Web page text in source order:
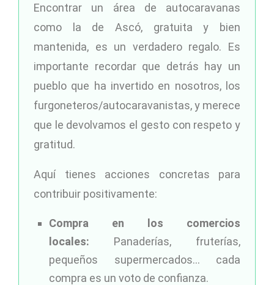
Encontrar un área de autocaravanas
como la de Ascó, gratuita y bien
mantenida, es un verdadero regalo. Es
importante recordar que detrás hay un
pueblo que ha invertido en nosotros, los
furgoneteros/autocaravanistas, y merece
que le devolvamos el gesto con respeto y
gratitud.
Aquí tienes acciones concretas para
contribuir positivamente:
Compra en los comercios
locales: Panaderías, fruterías,
pequeños supermercados… cada
compra es un voto de confianza.